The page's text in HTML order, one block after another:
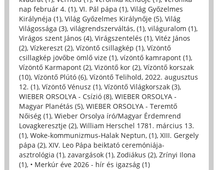
nap február 4. (1), VI. Pál pápa (1), Világ Győzelmes
Királynéja (1), Világ Győzelmes Királynője (5), Világ
Világossága (3), világrendszerváltás, (1), világuralom (1),
Virágos szent János (4), Virágszentelés (1), Vitéz János
(2), Vízkereszt (2), Vízöntő csillagkép (1), Vízöntő
csillagkép jövőbe ömlő vize (1), vízöntő kamrapont (1),
Vízöntő Karmapont (2), Vizöntő kor (2), Vízöntő korszak
(10), Vízöntő Plútó (6), Vízöntő Telihold, 2022. augusztus
12. (1), Vízöntő Vénusz (1), Vízöntő Világkorszak (3),
WIEBER ORSOLYA - Csízió (8), WIEBER ORSOLYA -
Magyar Planétás (5), WIEBER ORSOLYA - Teremtő
Nőiség (1), Wieber Orsolya író/Magyar Érdemrend
Lovagkeresztje (2), William Herschel 1781. március 13.
(1), Woke-kommunizmus-Halak Neptun, (1), XIII. Gergely
pápa (2), XIV. Leo Pápa beiktató ceremóniája-
asztrológia (1), zavargások (1), Zodiákus (2), Zrínyi Ilona
(1), • Merkúr éve 2026 - hír és igazság (1)